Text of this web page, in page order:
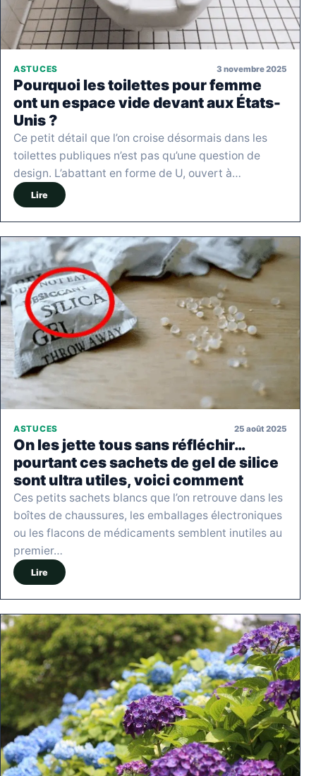
ASTUCES 3 novembre 2025
Pourquoi les toilettes pour femme
ont un espace vide devant aux États-
Unis ?
Ce petit détail que l’on croise désormais dans les
toilettes publiques n’est pas qu’une question de
design. L’abattant en forme de U, ouvert à…
Lire
ASTUCES 25 août 2025
On les jette tous sans réfléchir…
pourtant ces sachets de gel de silice
sont ultra utiles, voici comment
Ces petits sachets blancs que l’on retrouve dans les
boîtes de chaussures, les emballages électroniques
ou les flacons de médicaments semblent inutiles au
premier…
Lire